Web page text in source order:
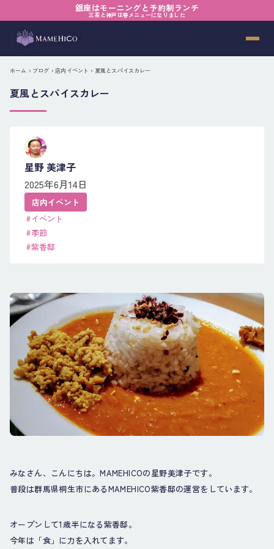
銀座はモーニングと予約制ランチ
三茶と神戸は春メニューになりました
ホーム › ブログ ›店内イベント › 夏風とスパイスカレー
夏風とスパイスカレー
星野 美津子
2025年6月14日
店内イベント
#イベント
#季節
#紫香邸
みなさん、こんにちは。MAMEHICOの星野美津子です。
普段は群馬県桐生市にあるMAMEHICO紫香邸の運営をしています。
オープンして1歳半になる紫香邸。
今年は「食」に力を入れてます。